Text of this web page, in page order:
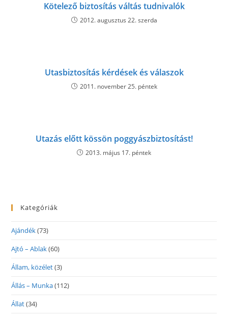
Kötelező biztosítás váltás tudnivalók
2012. augusztus 22. szerda
Utasbiztosítás kérdések és válaszok
2011. november 25. péntek
Utazás előtt kössön poggyászbiztosítást!
2013. május 17. péntek
Kategóriák
Ajándék(73)
Ajtó – Ablak(60)
Állam, közélet(3)
Állás – Munka(112)
Állat(34)